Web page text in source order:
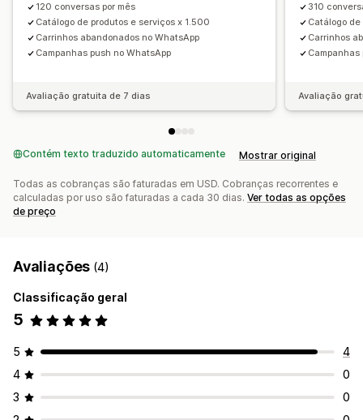
Personalização
Emojis e adesivos Janela de chat
Horário comercial
Mensagens de boas-vindas
120 conversas por mês
Catálogo de produtos e serviços x 1.500
Carrinhos abandonados no WhatsApp
Campanhas push no WhatsApp
Avaliação gratuita de 7 dias
310
Catálogo
Carrinhos
Campanhas
Avaliação
Contém texto traduzido automaticamente Mostrar original
Todas as cobranças são faturadas em USD. Cobranças recorrentes e
calculadas por uso são faturadas a cada 30 dias. Ver todas as opções
de preço
Avaliações (4)
Classificação geral
5
5
4
4
0
3
0